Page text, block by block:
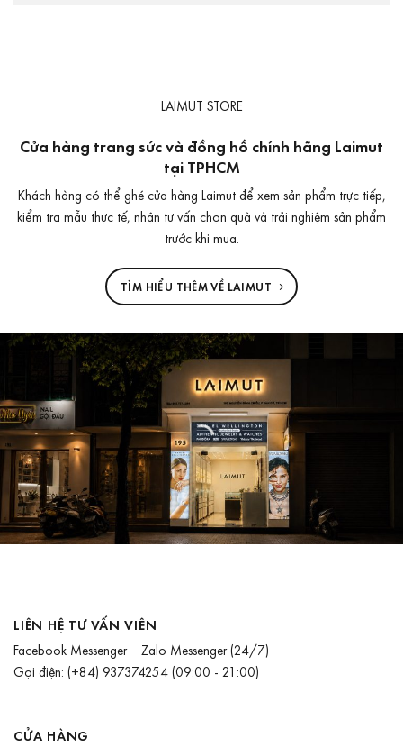
LAIMUT STORE
Cửa hàng trang sức và đồng hồ chính hãng Laimut
tại TPHCM
Khách hàng có thể ghé cửa hàng Laimut để xem sản phẩm trực tiếp,
kiểm tra mẫu thực tế, nhận tư vấn chọn quà và trải nghiệm sản phẩm
trước khi mua.
TÌM HIỂU THÊM VỀ LAIMUT
LIÊN HỆ TƯ VẤN VIÊN
Facebook Messenger Zalo Messenger(24/7)
Gọi điện: (+84) 937374254(09:00 - 21:00)
CỬA HÀNG